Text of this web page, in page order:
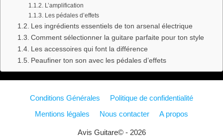
L’amplification
Les pédales d’effets
Les ingrédients essentiels de ton arsenal électrique
Comment sélectionner la guitare parfaite pour ton style
Les accessoires qui font la différence
Peaufiner ton son avec les pédales d’effets
Conditions Générales
Politique de confidentialité
Mentions légales
Nous contacter A propos
Avis Guitare© - 2026